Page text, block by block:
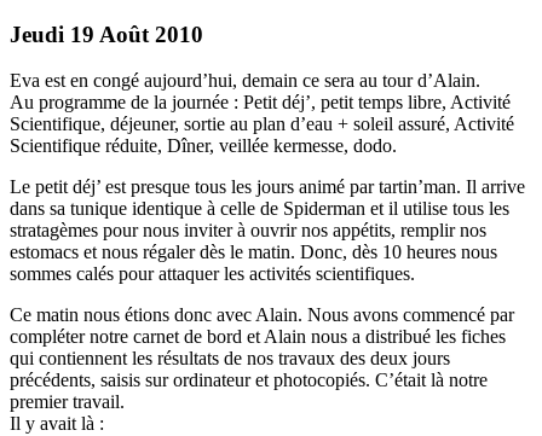
Jeudi 19 Août 2010
Eva est en congé aujourd’hui, demain ce sera au tour d’Alain.
Au programme de la journée : Petit déj’, petit temps libre, Activité
Scientifique, déjeuner, sortie au plan d’eau + soleil assuré, Activité
Scientifique réduite, Dîner, veillée kermesse, dodo.
Le petit déj’ est presque tous les jours animé par tartin’man. Il arrive
dans sa tunique identique à celle de Spiderman et il utilise tous les
stratagèmes pour nous inviter à ouvrir nos appétits, remplir nos
estomacs et nous régaler dès le matin. Donc, dès 10 heures nous
sommes calés pour attaquer les activités scientifiques.
Ce matin nous étions donc avec Alain. Nous avons commencé par
compléter notre carnet de bord et Alain nous a distribué les fiches
qui contiennent les résultats de nos travaux des deux jours
précédents, saisis sur ordinateur et photocopiés. C’était là notre
premier travail.
Il y avait là :